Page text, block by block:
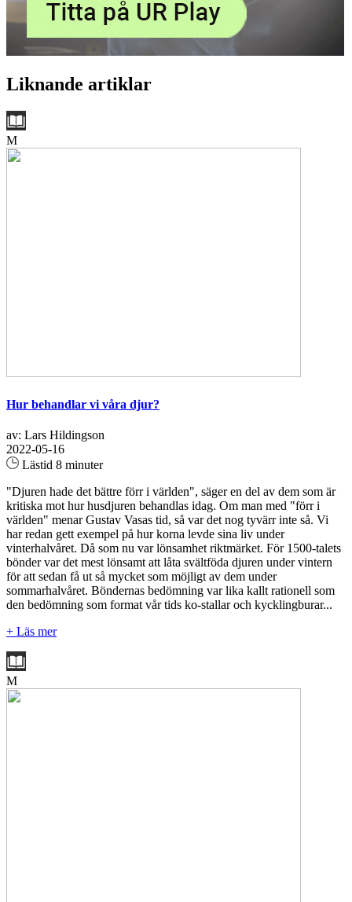
Liknande artiklar
M
Hur behandlar vi våra djur?
av: Lars Hildingson
2022-05-16
Lästid 8 minuter
"Djuren hade det bättre förr i världen", säger en del av dem som är
kritiska mot hur husdjuren behandlas idag. Om man med "förr i
världen" menar Gustav Vasas tid, så var det nog tyvärr inte så. Vi
har redan gett exempel på hur korna levde sina liv under
vinterhalvåret. Då som nu var lönsamhet riktmärket. För 1500-talets
bönder var det mest lönsamt att låta svältföda djuren under vintern
för att sedan få ut så mycket som möjligt av dem under
sommarhalvåret. Böndernas bedömning var lika kallt rationell som
den bedömning som format vår tids ko-stallar och kycklingburar...
+ Läs mer
M